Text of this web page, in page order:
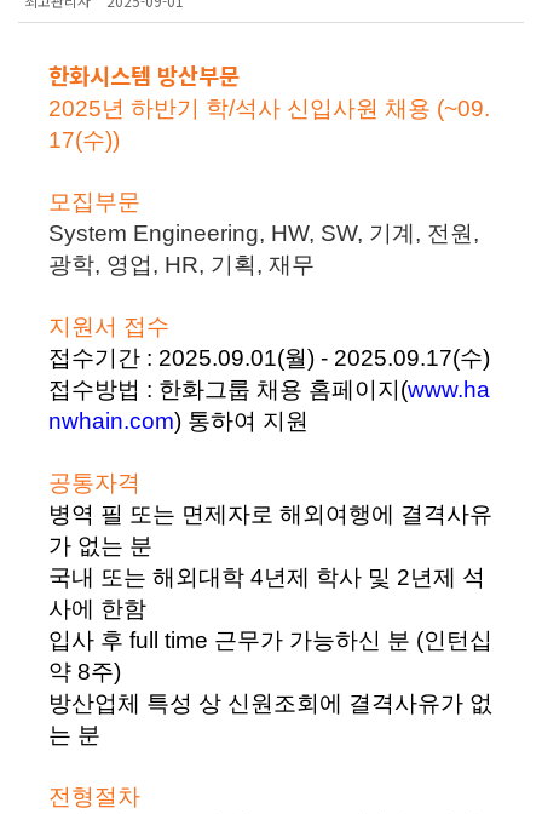
한화시스템 방산부문
2025년 하반기 학/석사 신입사원 채용 (~09.
17(수))
모집부문
System Engineering, HW, SW, 기계, 전원,
광학, 영업, HR, 기획, 재무
지원서 접수
접수기간 : 2025.09.01(월) - 2025.09.17(수)
접수방법 : 한화그룹 채용 홈페이지(www.ha
nwhain.com) 통하여 지원
공통자격
병역 필 또는 면제자로 해외여행에 결격사유
가 없는 분
국내 또는 해외대학 4년제 학사 및 2년제 석
사에 한함
입사 후 full time 근무가 가능하신 분 (인턴십
약 8주)
방산업체 특성 상 신원조회에 결격사유가 없
는 분
전형절차